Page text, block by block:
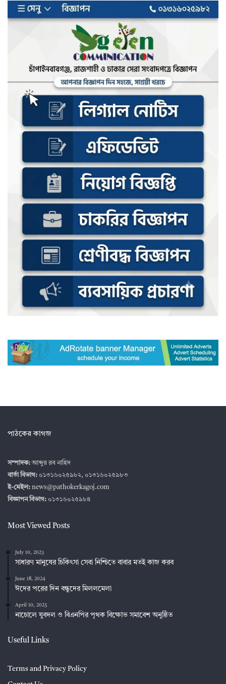
পাঠকের কাগজ
সম্পাদক:আব্দুর রব নাহিদ
বার্তা বিভাগ: ০১৩১৬০২৫৯৮২, ০১৩১৬০২৫৯৮৩
ই-মেইল: news@pathokerkagoj.com
বিজ্ঞাপন বিভাগ: ০১৩১৬০২৫৯৮৪
Most Viewed Posts
July 10, 2023
সাধারণ মানুষের চিকিৎসা সেবা নিশ্চিতে বাবার মতই কাজ করব
June 18, 2024
ঈদের পরের দিন বন্ধুদের মিললমেলা
April 10, 2025
নাচোলে যুবদল ও বিএনপির পৃথক বিক্ষোভ সমাবেশ অনুষ্ঠিত
Useful Links
Terms and Privacy Policy